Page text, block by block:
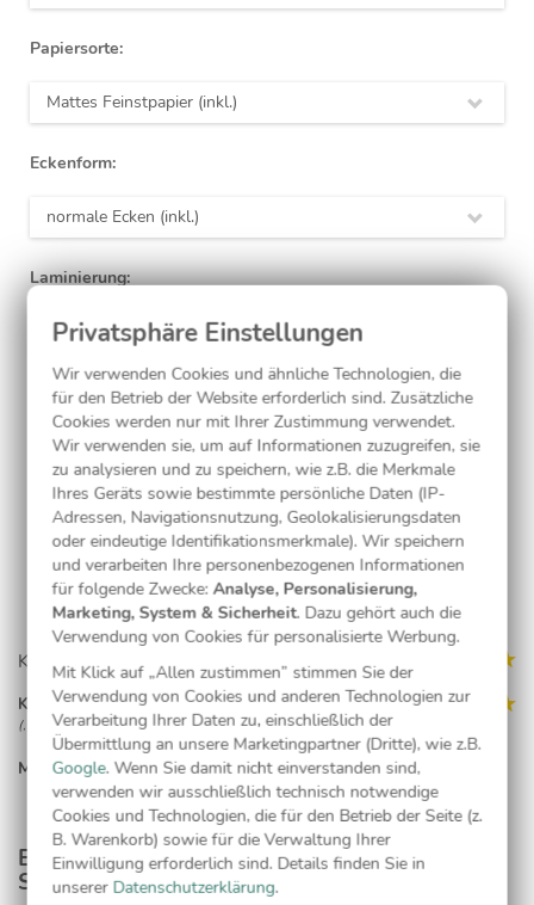
Papiersorte:
Mattes Feinstpapier (inkl.)
Eckenform:
normale Ecken (inkl.)
Laminierung:
ohne(inkl.)
Jetzt gestalten
Kostenlose Musterkarte
Kundenmeinungen (1)
Katja Eckert
(, 18.12.22)
Schnell, unkompliziert und super Qualität. Gerne wieder
MEHR LESEN...
Entdecken Sie passende Produkte aus dieser
Serie
Wir verwenden Cookies und ähnliche Technologien, die
für den Betrieb der Website erforderlich sind. Zusätzliche
Cookies werden nur mit Ihrer Zustimmung verwendet.
Wir verwenden sie, um auf Informationen zuzugreifen, sie
zu analysieren und zu speichern, wie z.B. die Merkmale
Ihres Geräts sowie bestimmte persönliche Daten (IP-
Adressen, Navigationsnutzung, Geolokalisierungsdaten
oder eindeutige Identifikationsmerkmale). Wir speichern
und verarbeiten Ihre personenbezogenen Informationen
für folgende Zwecke:Analyse, Personalisierung,
Marketing, System & Sicherheit. Dazu gehört auch die
Verwendung von Cookies für personalisierte Werbung.
Mit Klick auf „Allen zustimmen” stimmen Sie der
Verwendung von Cookies und anderen Technologien zur
Verarbeitung Ihrer Daten zu, einschließlich der
Übermittlung an unsere Marketingpartner (Dritte), wie z.B.
Google. Wenn Sie damit nicht einverstanden sind,
verwenden wir ausschließlich technisch notwendige
Cookies und Technologien, die für den Betrieb der Seite (z.
B. Warenkorb) sowie für die Verwaltung Ihrer
Einwilligung erforderlich sind. Details finden Sie in
unserer Datenschutzerklärung.